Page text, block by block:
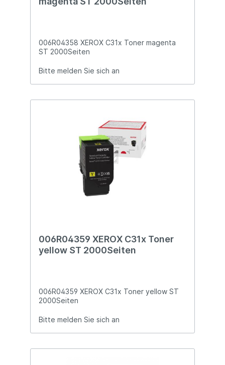
006R04358 XEROX C31x Toner magenta
ST 2000Seiten
Bitte melden Sie sich an
006R04359 XEROX C31x Toner
yellow ST 2000Seiten
006R04359 XEROX C31x Toner yellow ST
2000Seiten
Bitte melden Sie sich an